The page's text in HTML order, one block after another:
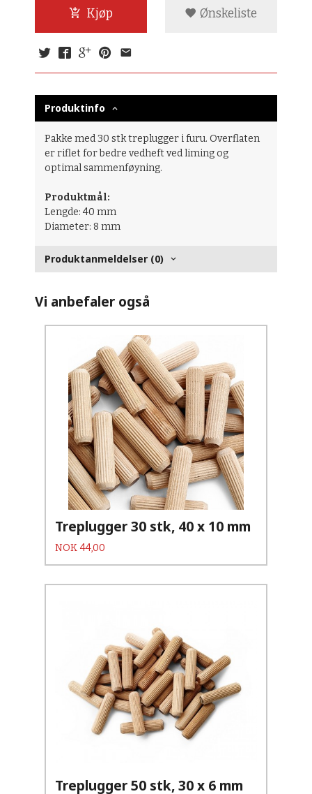
Kjøp Ønskeliste
Produktinfo
Pakke med 30 stk treplugger i furu. Overflaten
er riflet for bedre vedheft ved liming og
optimal sammenføyning.
Produktmål:
Lengde: 40 mm
Diameter: 8 mm
Produktanmeldelser (0)
Vi anbefaler også
Treplugger 30 stk, 40 x 10 mm
Pris
NOK 44,00
Treplugger 50 stk, 30 x 6 mm